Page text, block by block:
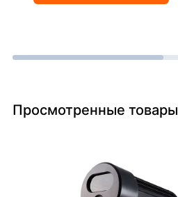
Просмотренные товары